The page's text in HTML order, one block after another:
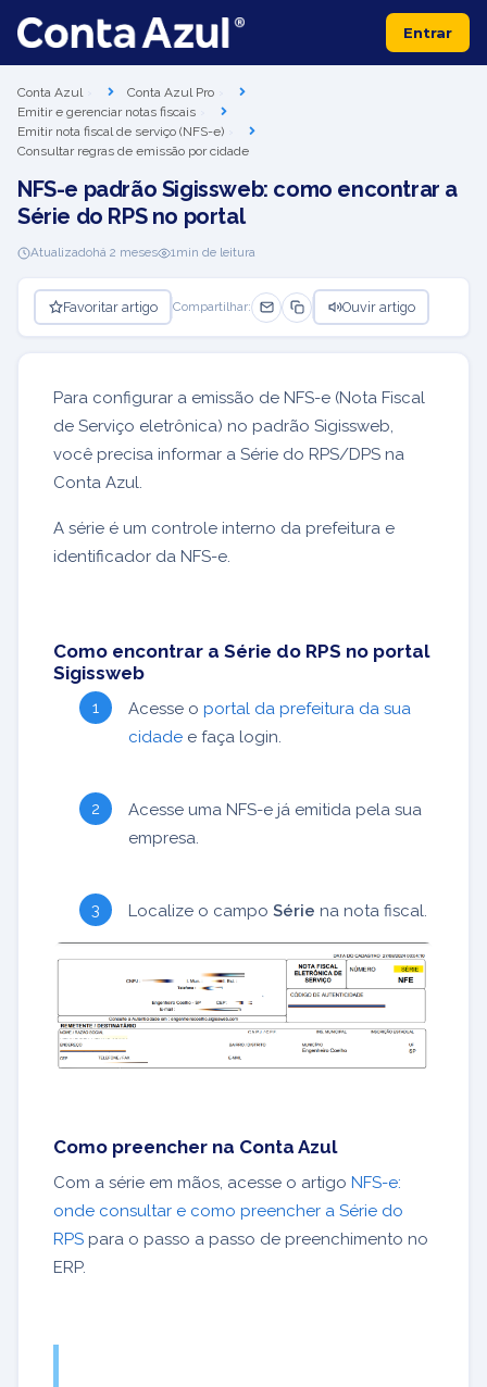
Entrar
Conta Azul
Conta Azul Pro
Emitir e gerenciar notas fiscais
Emitir nota fiscal de serviço (NFS-e)
Consultar regras de emissão por cidade
NFS-e padrão Sigissweb: como encontrar a
Série do RPS no portal
Atualizadohá 2 meses 1min de leitura
Favoritar artigo Compartilhar: Ouvir artigo
Para configurar a emissão de NFS-e (Nota Fiscal
de Serviço eletrônica) no padrão Sigissweb,
você precisa informar a Série do RPS/DPS na
Conta Azul.
A série é um controle interno da prefeitura e
identificador da NFS-e.
Como encontrar a Série do RPS no portal
Sigissweb
Acesse o portal da prefeitura da sua
cidade e faça login.
Acesse uma NFS-e já emitida pela sua
empresa.
Localize o campo Série na nota fiscal.
Como preencher na Conta Azul
Com a série em mãos, acesse o artigo NFS-e:
onde consultar e como preencher a Série do
RPS para o passo a passo de preenchimento no
ERP.